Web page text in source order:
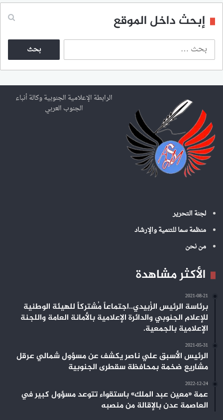
إبحث داخل الموقع
ث
ع
ن
الرابطة الإعلامية الجنوبية وكالة أنباء
الجنوب العربي
لجنة التحرير
منظمة سما للتنمية والإرشاد
من نحن
الأكثر مشاهدة
2021-08-21
برئاسة الرئيس الزُبيدي..اجتماعاً مُشتركاً للهيئة الوطنية
للإعلام الجنوبي والدائرة الإعلامية بالأمانة العامة واللجنة
الإعلامية بالجمعية.
2021-05-31
الرئيس الأسبق علي ناصر يكشف عن مسؤول شمالي عرقل
مشاريع ضخمة بمحافظة سقطرى الجنوبية
2022-12-24
عمة «معين عبد الملك» باستقواء تتوعد مسؤول كبير في
العاصمة عدن بالإقالة من منصبه